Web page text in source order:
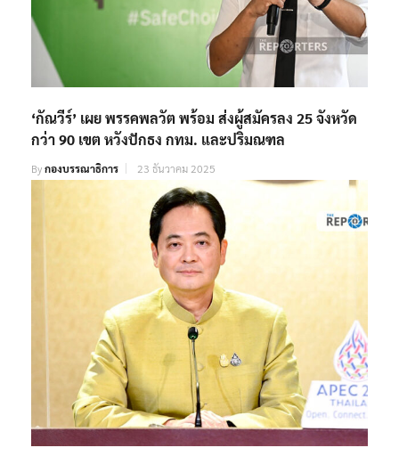
‘กัณวีร์’ เผย พรรคพลวัต พร้อม ส่งผู้สมัครลง 25 จังหวัด
กว่า 90 เขต หวังปักธง กทม. และปริมณฑล
Byกองบรรณาธิการ 23 ธันวาคม 2025